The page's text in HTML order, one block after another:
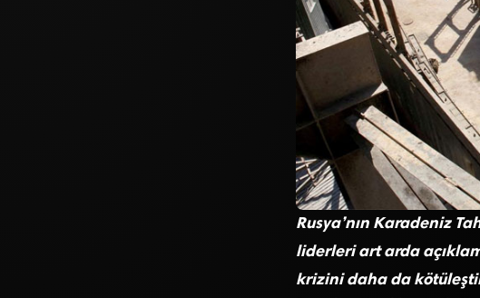
Rusya’nın Karadeniz
liderleri art arda
krizini daha da